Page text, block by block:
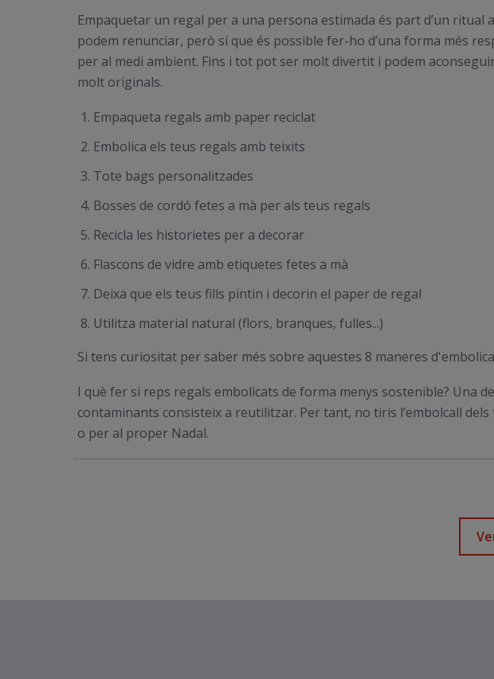
Empaquetar un regal per a una persona estimada és part d’un ritual
podem renunciar, però sí que és possible fer-ho d’una forma més
per al medi ambient. Fins i tot pot ser molt divertit i podem
molt originals.
Empaqueta regals amb paper reciclat
Embolica els teus regals amb teixits
Tote bags personalitzades
Bosses de cordó fetes a mà per als teus regals
Recicla les historietes per a decorar
Flascons de vidre amb etiquetes fetes a mà
Deixa que els teus fills pintin i decorin el paper de regal
Utilitza material natural (flors, branques, fulles...)
Si tens curiositat per saber més sobre aquestes 8 maneres
I què fer si reps regals embolicats de forma menys sostenible? Una
contaminants consisteix a reutilitzar. Per tant, no tiris l’embolcall
o per al proper Nadal.